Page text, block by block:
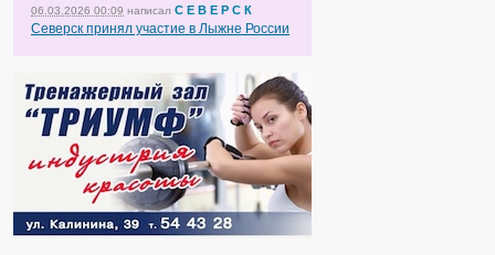
06.03.2026 00:09 написал С Е В Е Р С К
Северск принял участие в Лыжне России